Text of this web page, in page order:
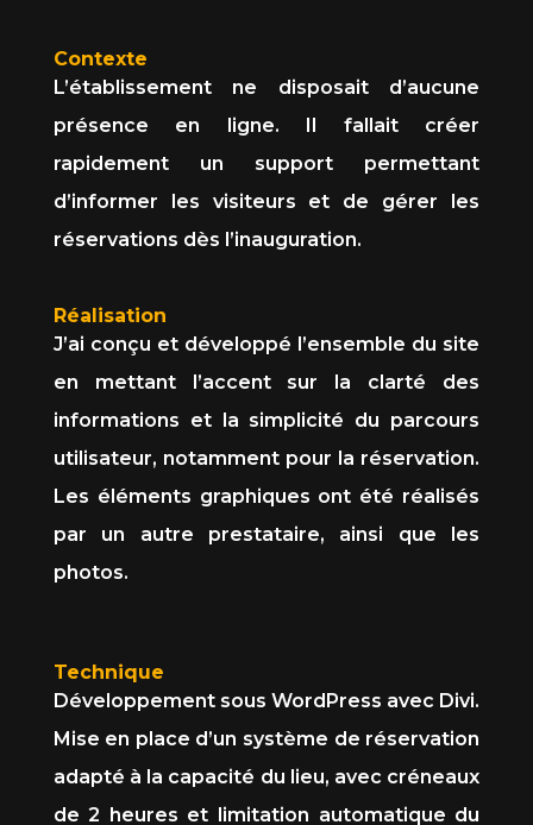
Contexte
L’établissement ne disposait d’aucune
présence en ligne. Il fallait créer
rapidement un support permettant
d’informer les visiteurs et de gérer les
réservations dès l’inauguration.
Réalisation
J’ai conçu et développé l’ensemble du site
en mettant l’accent sur la clarté des
informations et la simplicité du parcours
utilisateur, notamment pour la réservation.
Les éléments graphiques ont été réalisés
par un autre prestataire, ainsi que les
photos.
Technique
Développement sous WordPress avec Divi.
Mise en place d’un système de réservation
adapté à la capacité du lieu, avec créneaux
de 2 heures et limitation automatique du